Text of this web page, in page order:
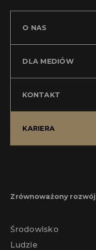
O NAS
DLA MEDIÓW
KONTAKT
KARIERA
Zrównoważony rozwój
Środowisko
Ludzie